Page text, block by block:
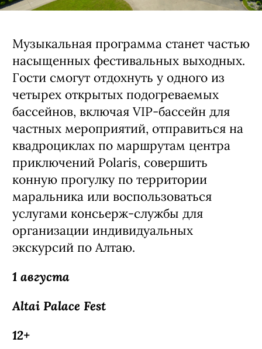
Музыкальная программа станет частью
насыщенных фестивальных выходных.
Гости смогут отдохнуть у одного из
четырех открытых подогреваемых
бассейнов, включая VIP-бассейн для
частных мероприятий, отправиться на
квадроциклах по маршрутам центра
приключений Polaris, совершить
конную прогулку по территории
маральника или воспользоваться
услугами консьерж-службы для
организации индивидуальных
экскурсий по Алтаю.
1 августа
Altai Palace Fest
12+